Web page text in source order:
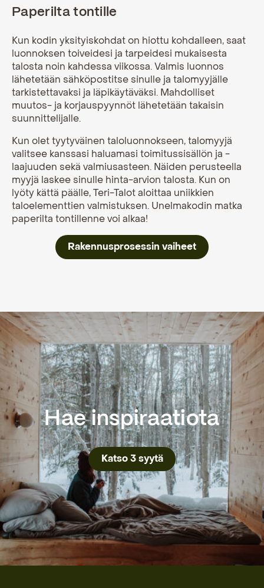
Paperilta tontille
Kun kodin yksityiskohdat on hiottu kohdalleen, saat
luonnoksen toiveidesi ja tarpeidesi mukaisesta
talosta noin kahdessa viikossa. Valmis luonnos
lähetetään sähköpostitse sinulle ja talomyyjälle
tarkistettavaksi ja läpikäytäväksi. Mahdolliset
muutos- ja korjauspyynnöt lähetetään takaisin
suunnittelijalle.
Kun olet tyytyväinen taloluonnokseen, talomyyjä
valitsee kanssasi haluamasi toimitussisällön ja -
laajuuden sekä valmiusasteen. Näiden perusteella
myyjä laskee sinulle hinta-arvion talosta. Kun on
lyöty kättä päälle, Teri-Talot aloittaa uniikkien
taloelementtien valmistuksen. Unelmakodin matka
paperilta tontillenne voi alkaa!
Rakennusprosessin vaiheet
Hae inspiraatiota
Katso 3 syytä